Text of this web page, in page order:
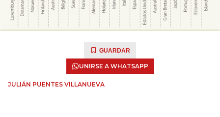
GUARDAR
UNIRSE A WHATSAPP
JULIÁN PUENTES VILLANUEVA